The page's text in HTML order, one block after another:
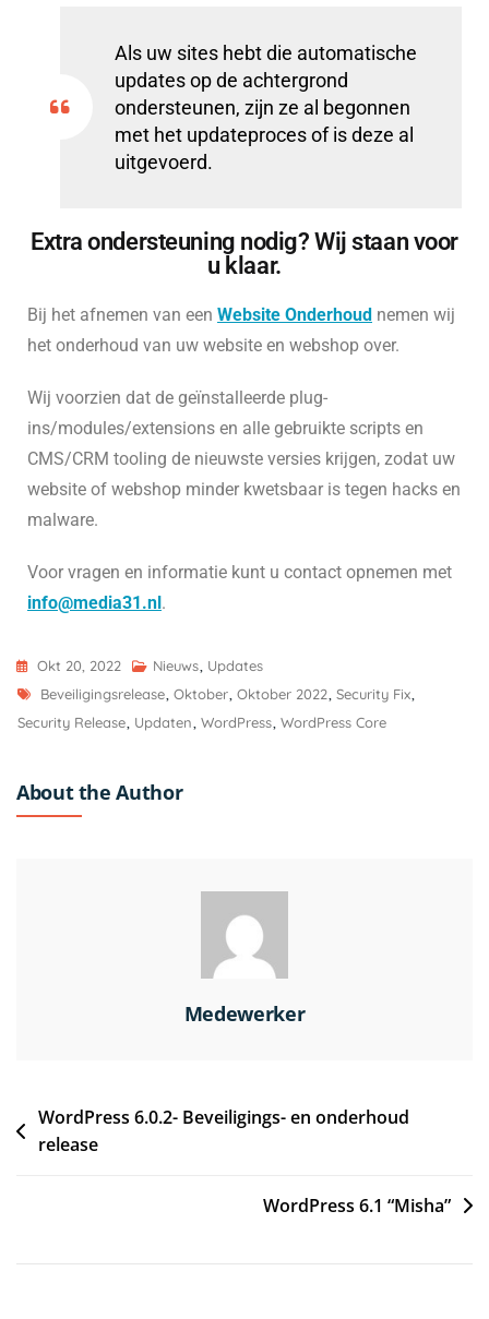
Als uw sites hebt die automatische
updates op de achtergrond
ondersteunen, zijn ze al begonnen
met het updateproces of is deze al
uitgevoerd.
Extra ondersteuning nodig? Wij staan voor
u klaar.
Bij het afnemen van een Website Onderhoud nemen wij
het onderhoud van uw website en webshop over.
Wij voorzien dat de geïnstalleerde plug-
ins/modules/extensions en alle gebruikte scripts en
CMS/CRM tooling de nieuwste versies krijgen, zodat uw
website of webshop minder kwetsbaar is tegen hacks en
malware.
Voor vragen en informatie kunt u contact opnemen met
info@media31.nl.
Okt 20, 2022 Nieuws Updates
Beveiligingsrelease Oktober Oktober 2022 Security Fix
Security Release Updaten WordPress WordPress Core
About the Author
Medewerker
WordPress 6.0.2- Beveiligings- en onderhoud
release
WordPress 6.1 “Misha”